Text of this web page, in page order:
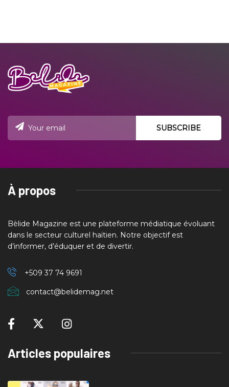
À propos
Bèlide Magazine est une plateforme médiatique évoluant
dans le secteur culturel haïtien. Notre objectif est
d’informer, d’éduquer et de divertir.
+509 37 74 9691
contact@belidemag.net
Articles populaires